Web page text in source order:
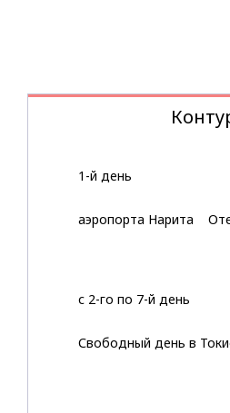
1-й день
аэропорта Нарита
с 2-го по 7-й день
Свободный день в